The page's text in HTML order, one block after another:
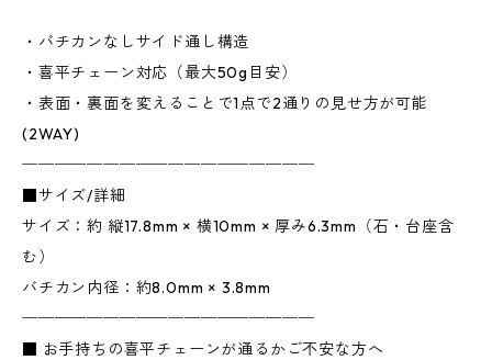
・バチカンなしサイド通し構造
・喜平チェーン対応（最大50g目安）
・表面・裏面を変えることで1点で2通りの見せ方が可能
(2WAY)
──────────────────
■サイズ/詳細
サイズ：約 縦17.8mm × 横10mm × 厚み6.3mm（石・台座含
む）
バチカン内径：約8.0mm × 3.8mm
──────────────────
■ お手持ちの喜平チェーンが通るかご不安な方へ